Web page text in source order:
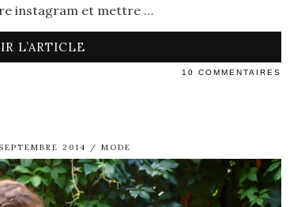
instagram et mettre …
L’ARTICLE
10 COMMENTAIRES
2014 MODE